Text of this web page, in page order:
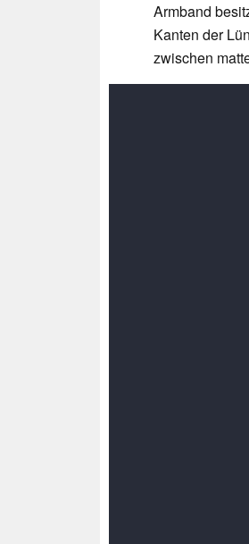
Armband
Kanten der
zwischen